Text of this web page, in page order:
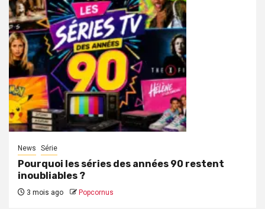
News Série
Pourquoi les séries des années 90 restent
inoubliables ?
3 mois ago Popcornus